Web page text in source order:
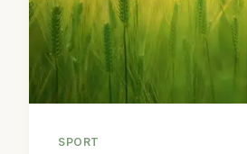
SPORT